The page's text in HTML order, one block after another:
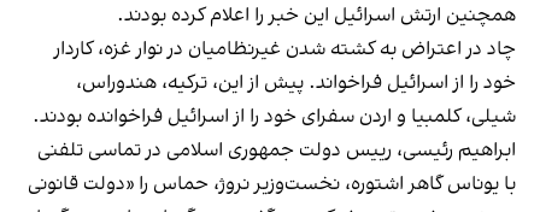
همچنین ارتش اسرائیل این خبر را اعلام کرده بودند.
چاد در اعتراض به کشته شدن غیرنظامیان در نوار غزه، کاردار
خود را از اسرائیل فراخواند. پیش از این، ترکیه، هندوراس،
شیلی، کلمبیا و اردن سفرای خود را از اسرائیل فراخوانده بودند.
ابراهیم رئیسی، رییس دولت جمهوری اسلامی در تماسی تلفنی
با یوناس گاهر اشتوره، نخست‌وزیر نروژ، حماس را «دولت قانونی